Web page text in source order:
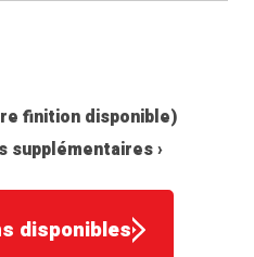
finition disponible)
supplémentaires ›
disponibles